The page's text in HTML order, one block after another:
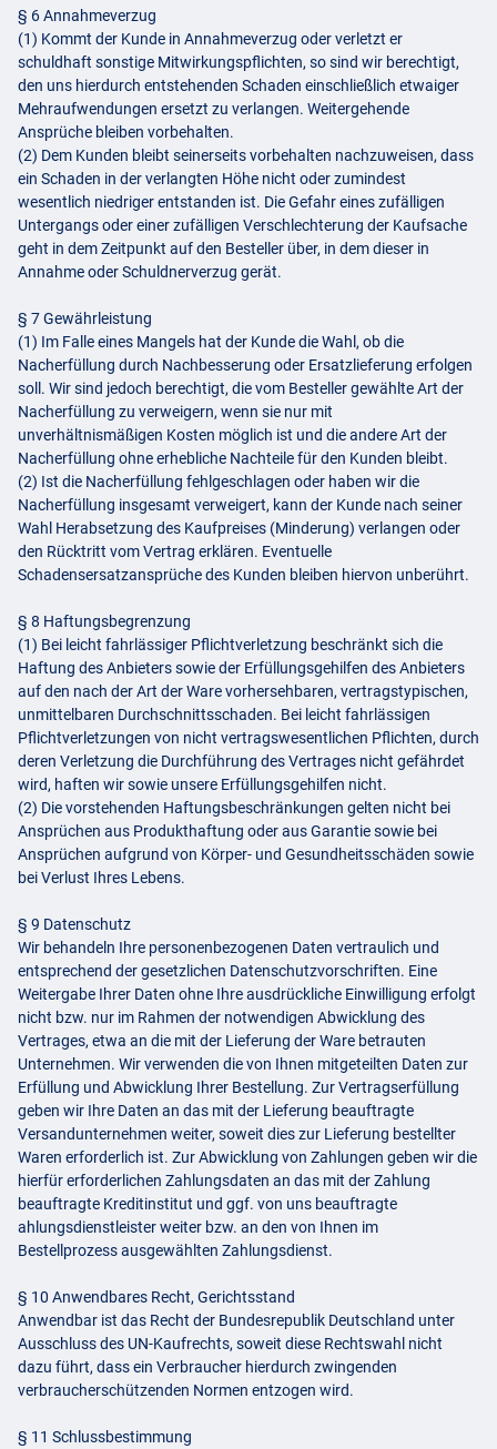
§ 6 Annahmeverzug
(1) Kommt der Kunde in Annahmeverzug oder verletzt er
schuldhaft sonstige Mitwirkungspflichten, so sind wir berechtigt,
den uns hierdurch entstehenden Schaden einschließlich etwaiger
Mehraufwendungen ersetzt zu verlangen. Weitergehende
Ansprüche bleiben vorbehalten.
(2) Dem Kunden bleibt seinerseits vorbehalten nachzuweisen, dass
ein Schaden in der verlangten Höhe nicht oder zumindest
wesentlich niedriger entstanden ist. Die Gefahr eines zufälligen
Untergangs oder einer zufälligen Verschlechterung der Kaufsache
geht in dem Zeitpunkt auf den Besteller über, in dem dieser in
Annahme oder Schuldnerverzug gerät.
§ 7 Gewährleistung
(1) Im Falle eines Mangels hat der Kunde die Wahl, ob die
Nacherfüllung durch Nachbesserung oder Ersatzlieferung erfolgen
soll. Wir sind jedoch berechtigt, die vom Besteller gewählte Art der
Nacherfüllung zu verweigern, wenn sie nur mit
unverhältnismäßigen Kosten möglich ist und die andere Art der
Nacherfüllung ohne erhebliche Nachteile für den Kunden bleibt.
(2) Ist die Nacherfüllung fehlgeschlagen oder haben wir die
Nacherfüllung insgesamt verweigert, kann der Kunde nach seiner
Wahl Herabsetzung des Kaufpreises (Minderung) verlangen oder
den Rücktritt vom Vertrag erklären. Eventuelle
Schadensersatzansprüche des Kunden bleiben hiervon unberührt.
§ 8 Haftungsbegrenzung
(1) Bei leicht fahrlässiger Pflichtverletzung beschränkt sich die
Haftung des Anbieters sowie der Erfüllungsgehilfen des Anbieters
auf den nach der Art der Ware vorhersehbaren, vertragstypischen,
unmittelbaren Durchschnittsschaden. Bei leicht fahrlässigen
Pflichtverletzungen von nicht vertragswesentlichen Pflichten, durch
deren Verletzung die Durchführung des Vertrages nicht gefährdet
wird, haften wir sowie unsere Erfüllungsgehilfen nicht.
(2) Die vorstehenden Haftungsbeschränkungen gelten nicht bei
Ansprüchen aus Produkthaftung oder aus Garantie sowie bei
Ansprüchen aufgrund von Körper- und Gesundheitsschäden sowie
bei Verlust Ihres Lebens.
§ 9 Datenschutz
Wir behandeln Ihre personenbezogenen Daten vertraulich und
entsprechend der gesetzlichen Datenschutzvorschriften. Eine
Weitergabe Ihrer Daten ohne Ihre ausdrückliche Einwilligung erfolgt
nicht bzw. nur im Rahmen der notwendigen Abwicklung des
Vertrages, etwa an die mit der Lieferung der Ware betrauten
Unternehmen. Wir verwenden die von Ihnen mitgeteilten Daten zur
Erfüllung und Abwicklung Ihrer Bestellung. Zur Vertragserfüllung
geben wir Ihre Daten an das mit der Lieferung beauftragte
Versandunternehmen weiter, soweit dies zur Lieferung bestellter
Waren erforderlich ist. Zur Abwicklung von Zahlungen geben wir die
hierfür erforderlichen Zahlungsdaten an das mit der Zahlung
beauftragte Kreditinstitut und ggf. von uns beauftragte
ahlungsdienstleister weiter bzw. an den von Ihnen im
Bestellprozess ausgewählten Zahlungsdienst.
§ 10 Anwendbares Recht, Gerichtsstand
Anwendbar ist das Recht der Bundesrepublik Deutschland unter
Ausschluss des UN-Kaufrechts, soweit diese Rechtswahl nicht
dazu führt, dass ein Verbraucher hierdurch zwingenden
verbraucherschützenden Normen entzogen wird.
§ 11 Schlussbestimmung